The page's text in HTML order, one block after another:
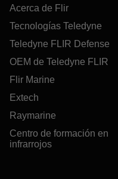
Acerca de Flir
Tecnologías Teledyne
Teledyne FLIR Defense
OEM de Teledyne FLIR
Flir Marine
Extech
Raymarine
Centro de formación en
infrarrojos